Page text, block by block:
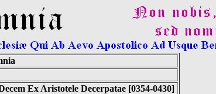
Ex Aristotele Decerpatae [0354-0430]